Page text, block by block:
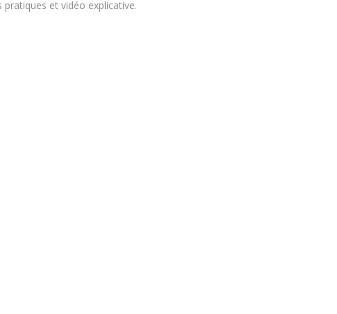
pratiques et vidéo explicative.